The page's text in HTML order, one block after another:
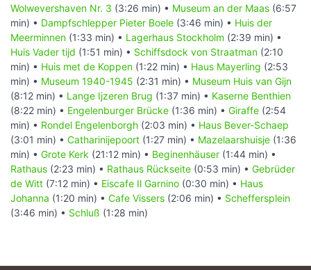
Wolwevershaven Nr. 3 (3:26 min) • Museum an der Maas (6:57
min) • Dampfschlepper Pieter Boele (3:46 min) • Huis der
Meerminnen (1:33 min) • Lagerhaus Stockholm (2:39 min) •
Huis Vader tijd (1:51 min) • Schiffsdock von Straatman (2:10
min) • Huis met de Koppen (1:22 min) • Haus Mayerling (2:53
min) • Museum 1940-1945 (2:31 min) • Museum Huis van Gijn
(8:12 min) • Lange Ijzeren Brug (1:37 min) • Kaserne Benthien
(8:22 min) • Engelenburger Brücke (1:36 min) • Giraffe (2:54
min) • Rondel Engelenborgh (2:03 min) • Haus Bever-Schaep
(3:01 min) • Catharinijepoort (1:27 min) • Mazelaarshuisje (1:36
min) • Grote Kerk (21:12 min) • Beginenhäuser (1:44 min) •
Rathaus (2:23 min) • Rathaus Rückseite (0:53 min) • Gebrüder
de Witt (7:12 min) • Eiscafe Il Garnino (0:30 min) • Haus
Johanna (1:20 min) • Cafe Vissers (2:06 min) • Scheffersplein
(3:46 min) • Schluß (1:28 min)